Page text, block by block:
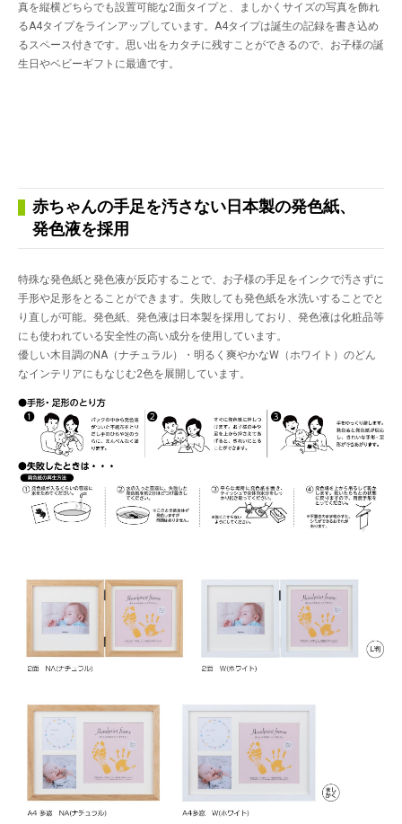
真を縦横どちらでも設置可能な2面タイプと、ましかくサイズの写真を飾れ
るA4タイプをラインアップしています。A4タイプは誕生の記録を書き込め
るスペース付きです。思い出をカタチに残すことができるので、お子様の誕
生日やベビーギフトに最適です。
赤ちゃんの手足を汚さない日本製の発色紙、
発色液を採用
特殊な発色紙と発色液が反応することで、お子様の手足をインクで汚さずに
手形や足形をとることができます。失敗しても発色紙を水洗いすることでと
り直しが可能。発色紙、発色液は日本製を採用しており、発色液は化粧品等
にも使われている安全性の高い成分を使用しています。
優しい木目調のNA（ナチュラル）・明るく爽やかなW（ホワイト）のどん
なインテリアにもなじむ2色を展開しています。